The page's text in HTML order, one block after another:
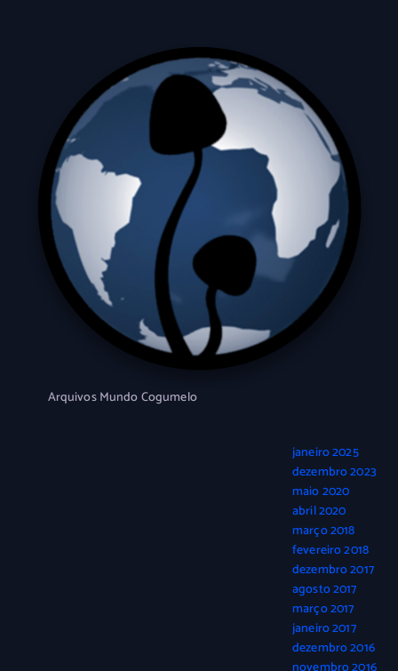
Arquivos Mundo Cogumelo
janeiro 2025
dezembro 2023
maio 2020
abril 2020
março 2018
fevereiro 2018
dezembro 2017
agosto 2017
março 2017
janeiro 2017
dezembro 2016